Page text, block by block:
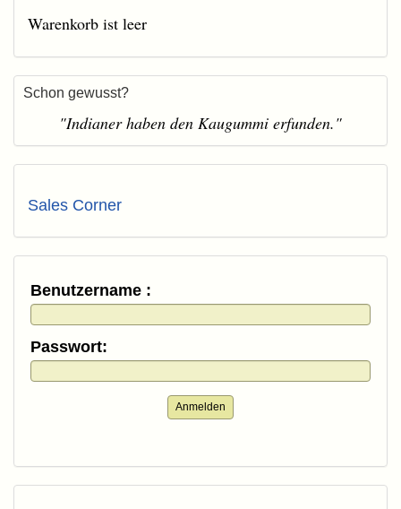
Warenkorb ist leer
Schon gewusst?
"Indianer haben den Kaugummi erfunden."
Sales Corner
Benutzername :
Passwort:
Anmelden